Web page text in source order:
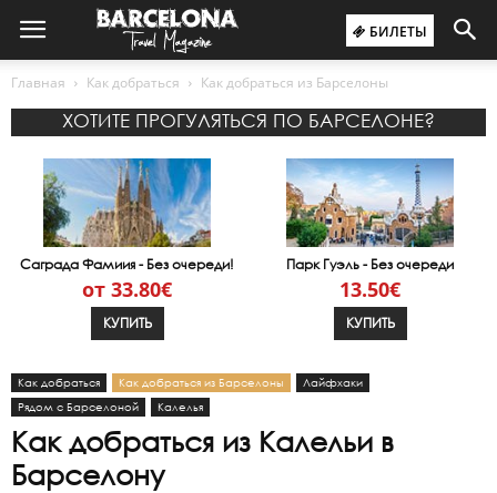
БИЛЕТЫ
Главная Как добраться Как добраться из Барселоны
ХОТИТЕ ПРОГУЛЯТЬСЯ ПО БАРСЕЛОНЕ?
Саграда Фамиия - Без очереди!
от 33.80€
КУПИТЬ
Парк Гуэль - Без очереди
13.50€
КУПИТЬ
Как добраться Как добраться из Барселоны
Лайфхаки
Рядом с Барселоной
Калелья
Как добраться из Калельи в
Барселону